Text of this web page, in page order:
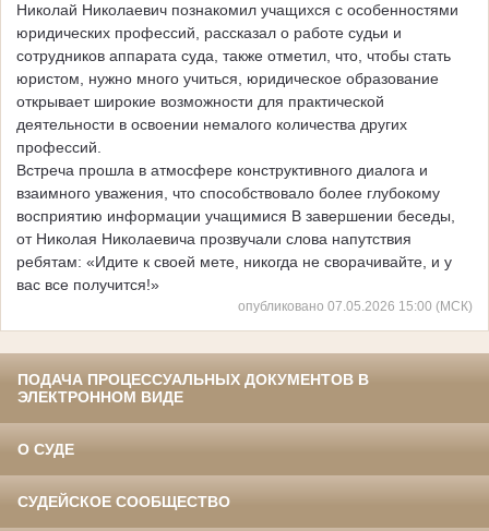
Николай Николаевич познакомил учащихся с особенностями
юридических профессий, рассказал о работе судьи и
сотрудников аппарата суда, также отметил, что, чтобы стать
юристом, нужно много учиться, юридическое образование
открывает широкие возможности для практической
деятельности в освоении немалого количества других
профессий.
Встреча прошла в атмосфере конструктивного диалога и
взаимного уважения, что способствовало более глубокому
восприятию информации учащимися В завершении беседы,
от Николая Николаевича прозвучали слова напутствия
ребятам: «Идите к своей мете, никогда не сворачивайте, и у
вас все получится!»
опубликовано 07.05.2026 15:00 (МСК)
ПОДАЧА ПРОЦЕССУАЛЬНЫХ ДОКУМЕНТОВ В
ЭЛЕКТРОННОМ ВИДЕ
О СУДЕ
СУДЕЙСКОЕ СООБЩЕСТВО